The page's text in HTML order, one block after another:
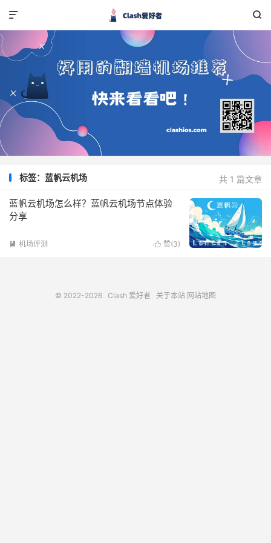


共 1 篇文章
标签：蓝帆云机场
蓝帆云机场怎么样？蓝帆云机场节点体验
分享
 赞(3)
 机场评测
© 2022-2026 Clash 爱好者 关于本站 网站地图